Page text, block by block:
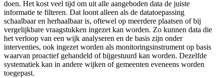
doen. Het kost veel tijd om uit alle aangeboden data de juiste
informatie te filteren. Dat loont alleen als de datatoepassing
schaalbaar en herhaalbaar is, oftewel op meerdere plaatsen of bij
vergelijkbare vraagstukken ingezet kan worden. Zo kunnen data die
het verloop van een wijk analyseren en de basis zijn onder
interventies, ook ingezet worden als monitoringsinstrument op basis
waarvan proactief gehandeld of bijgestuurd kan worden. Dezelfde
systematiek kan in andere wijken of gemeenten eveneens worden
toegepast.